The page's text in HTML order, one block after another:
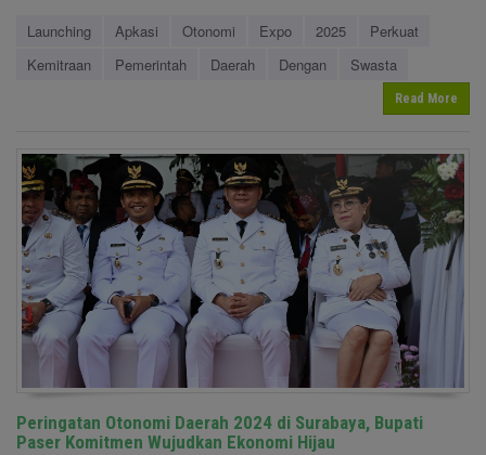
Launching Apkasi Otonomi Expo 2025
Perkuat
Kemitraan
Pemerintah Daerah Dengan Swasta
Read More
Peringatan Otonomi Daerah 2024 di Surabaya, Bupati
Paser Komitmen Wujudkan Ekonomi Hijau